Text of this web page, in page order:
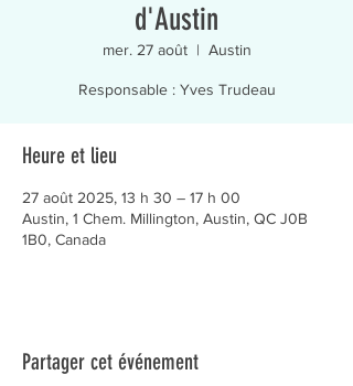
d'Austin
mer. 27 août
  |
Austin
Responsable : Yves Trudeau
Heure et lieu
27 août 2025, 13 h 30 – 17 h 00
Austin, 1 Chem. Millington, Austin, QC J0B
1B0, Canada
Partager cet événement